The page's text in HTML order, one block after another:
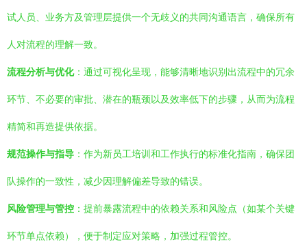
试人员、业务方及管理层提供一个无歧义的共同沟通语言，确保所有
人对流程的理解一致。
流程分析与优化：通过可视化呈现，能够清晰地识别出流程中的冗余
环节、不必要的审批、潜在的瓶颈以及效率低下的步骤，从而为流程
精简和再造提供依据。
规范操作与指导 ：作为新员工培训和工作执行的标准化指南，确保团
队操作的一致性，减少因理解偏差导致的错误。
风险管理与管控 ：提前暴露流程中的依赖关系和风险点（如某个关键
环节单点依赖），便于制定应对策略，加强过程管控。